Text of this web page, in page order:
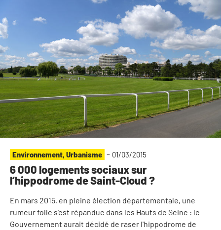
Environnement, Urbanisme - 01/03/2015
6 000 logements sociaux sur
l’hippodrome de Saint-Cloud ?
En mars 2015, en pleine élection départementale, une
rumeur folle s'est répandue dans les Hauts de Seine : le
Gouvernement aurait décidé de raser l'hippodrome de